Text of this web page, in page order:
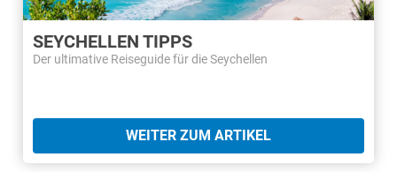
SEYCHELLEN TIPPS
Der ultimative Reiseguide für die Seychellen
WEITER ZUM ARTIKEL